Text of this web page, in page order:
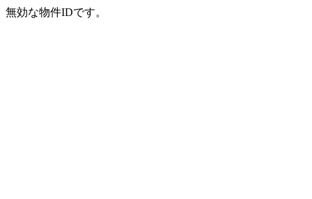
無効な物件IDです。